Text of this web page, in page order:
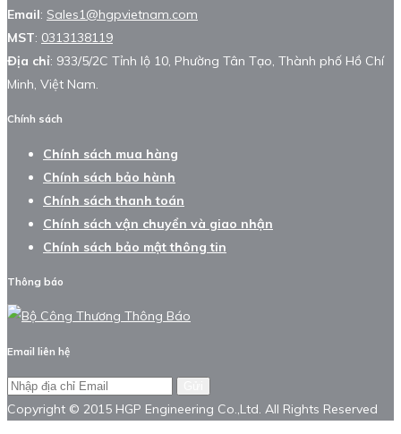
Email: Sales1@hgpvietnam.com
MST: 0313138119
Địa chỉ: 933/5/2C Tỉnh lộ 10, Phường Tân Tạo, Thành phố Hồ Chí
Minh, Việt Nam.
Chính sách
Chính sách mua hàng
Chính sách bảo hành
Chính sách thanh toán
Chính sách vận chuyển và giao nhận
Chính sách bảo mật thông tin
Thông báo
Email liên hệ
Copyright © 2015 HGP Engineering Co.,Ltd. All Rights Reserved